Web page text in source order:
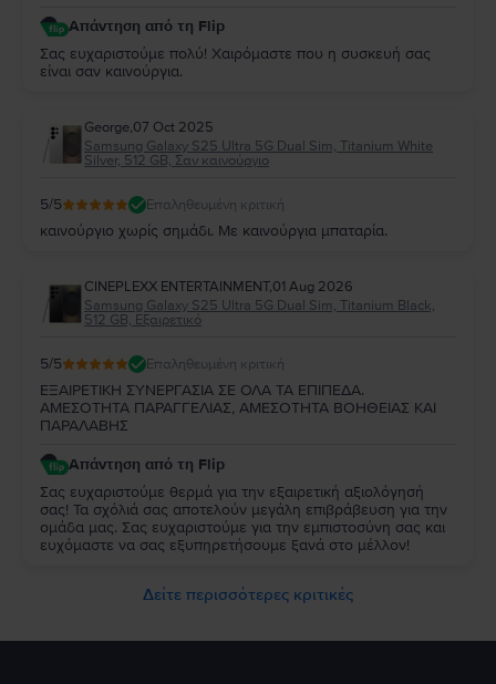
Απάντηση από τη Flip
Σας ευχαριστούμε πολύ! Χαιρόμαστε που η συσκευή σας
είναι σαν καινούργια.
George,07 Oct 2025
Samsung Galaxy S25 Ultra 5G Dual Sim, Titanium White
Silver, 512 GB, Σαν καινούργιο
5/5 Επαληθευμένη κριτική
καινούργιο χωρίς σημάδι. Με καινούργια μπαταρία.
CINEPLEXX ENTERTAINMENT,01 Aug 2026
Samsung Galaxy S25 Ultra 5G Dual Sim, Titanium Black,
512 GB, Εξαιρετικό
5/5 Επαληθευμένη κριτική
ΕΞΑΙΡΕΤΙΚΗ ΣΥΝΕΡΓΑΣΙΑ ΣΕ ΟΛΑ ΤΑ ΕΠΙΠΕΔΑ.
ΑΜΕΣΟΤΗΤΑ ΠΑΡΑΓΓΕΛΙΑΣ, ΑΜΕΣΟΤΗΤΑ ΒΟΗΘΕΙΑΣ ΚΑΙ
ΠΑΡΑΛΑΒΗΣ
Απάντηση από τη Flip
Σας ευχαριστούμε θερμά για την εξαιρετική αξιολόγησή
σας! Τα σχόλιά σας αποτελούν μεγάλη επιβράβευση για την
ομάδα μας. Σας ευχαριστούμε για την εμπιστοσύνη σας και
ευχόμαστε να σας εξυπηρετήσουμε ξανά στο μέλλον!
Δείτε περισσότερες κριτικές